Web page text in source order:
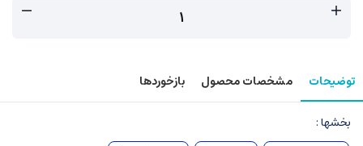
توضیحات مشخصات محصول بازخوردها
بخشها :